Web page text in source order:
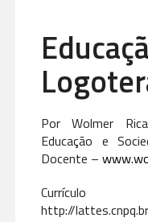
Envie seu artigo
Assinar
Contato
Por Wolmer
Educação e
Docente –
http://